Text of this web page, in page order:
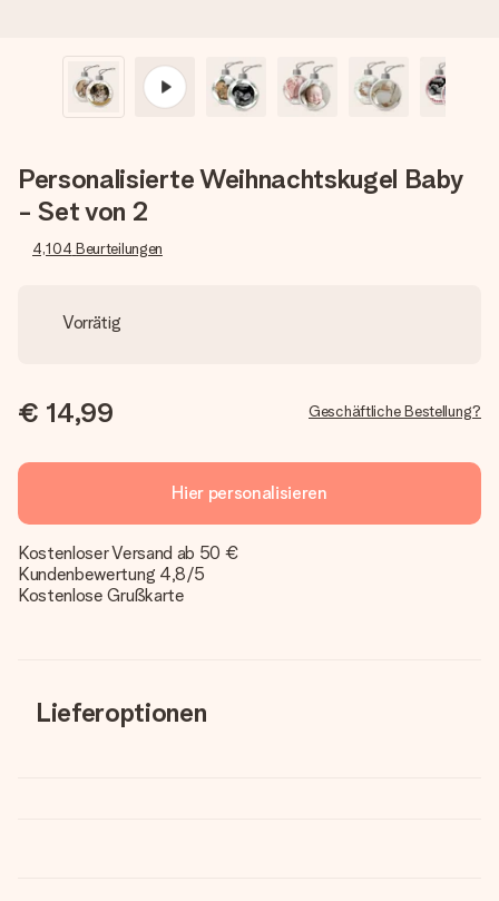
Personalisierte Weihnachtskugel Baby
- Set von 2
4,104 Beurteilungen
Vorrätig
€ 14,99 Geschäftliche Bestellung?
Hier personalisieren
Kostenloser Versand ab 50 €
Kundenbewertung 4,8/5
Kostenlose Grußkarte
Lieferoptionen